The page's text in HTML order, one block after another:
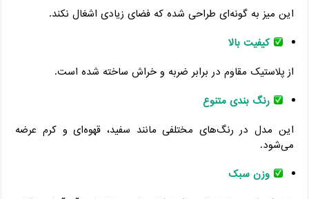
این میز به گونه‌ای طراحی شده که فضای زیادی اشغال نکند.
کیفیت بالا
از پلاستیک مقاوم در برابر ضربه و خراش ساخته شده است.
رنگ بندی متنوع
این مدل در رنگ‌های مختلفی مانند سفید، قهوه‌ای و کرم عرضه
می‌شود.
وزن سبک